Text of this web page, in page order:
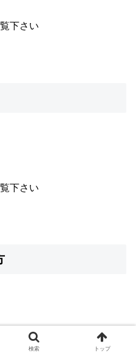
下さい
下さい
下さい
検索 トップ